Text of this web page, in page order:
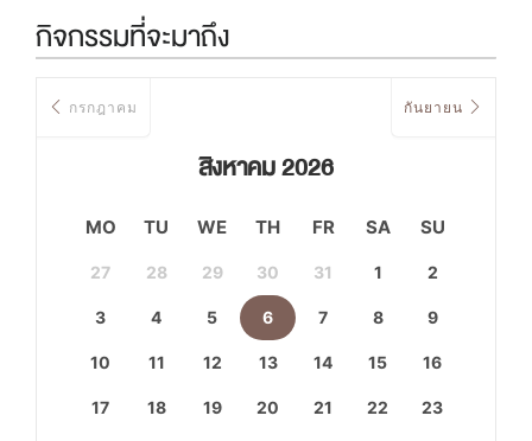
กิจกรรมที่จะมาถึง
กรกฎาคม
สิงหาคม 2026
กันยายน
MO TU WE TH FR SA SU
27 28 29 30 31 1 2
3 4 5 6 7 8 9
10 11 12 13 14 15 16
17 18 19 20 21 22 23